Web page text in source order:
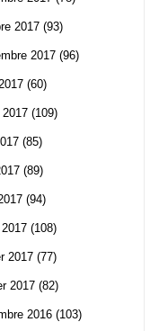
2017 (93)
2017 (96)
(60)
(109)
(85)
(89)
(94)
(108)
2017 (77)
2017 (82)
2016 (103)